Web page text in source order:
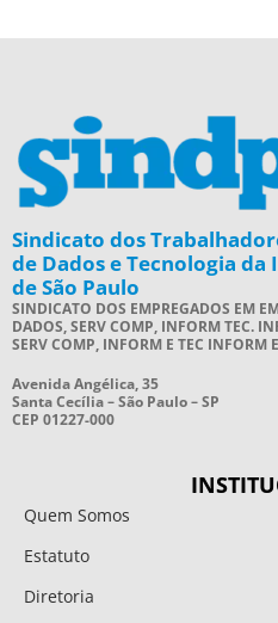
Sindicato dos
de Dados e Tecnologia
de São Paulo
SINDICATO DOS EMPREGADOS EM
DADOS, SERV COMP, INFORM TEC.
SERV COMP, INFORM E TEC INFORM
Avenida Angélica, 35
Santa Cecília – São Paulo – SP
CEP 01227-000
Quem Somos
Estatuto
Diretoria